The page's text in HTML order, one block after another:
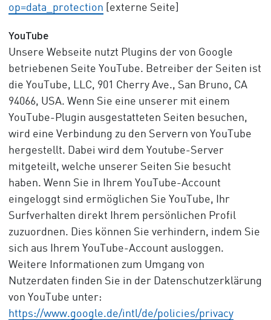
op=data_protection [externe Seite]
YouTube
Unsere Webseite nutzt Plugins der von Google
betriebenen Seite YouTube. Betreiber der Seiten ist
die YouTube, LLC, 901 Cherry Ave., San Bruno, CA
94066, USA. Wenn Sie eine unserer mit einem
YouTube-Plugin ausgestatteten Seiten besuchen,
wird eine Verbindung zu den Servern von YouTube
hergestellt. Dabei wird dem Youtube-Server
mitgeteilt, welche unserer Seiten Sie besucht
haben. Wenn Sie in Ihrem YouTube-Account
eingeloggt sind ermöglichen Sie YouTube, Ihr
Surfverhalten direkt Ihrem persönlichen Profil
zuzuordnen. Dies können Sie verhindern, indem Sie
sich aus Ihrem YouTube-Account ausloggen.
Weitere Informationen zum Umgang von
Nutzerdaten finden Sie in der Datenschutzerklärung
von YouTube unter:
https://www.google.de/intl/de/policies/privacy